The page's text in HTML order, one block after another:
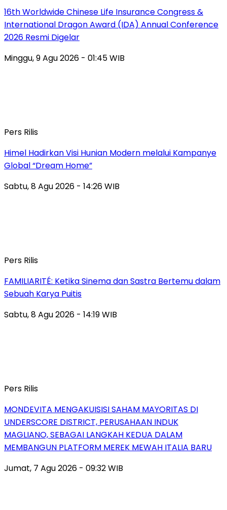
16th Worldwide Chinese Life Insurance Congress &
International Dragon Award (IDA) Annual Conference
2026 Resmi Digelar
Minggu, 9 Agu 2026 - 01:45 WIB
Pers Rilis
Himel Hadirkan Visi Hunian Modern melalui Kampanye
Global “Dream Home”
Sabtu, 8 Agu 2026 - 14:26 WIB
Pers Rilis
FAMILIARITÉ: Ketika Sinema dan Sastra Bertemu dalam
Sebuah Karya Puitis
Sabtu, 8 Agu 2026 - 14:19 WIB
Pers Rilis
MONDEVITA MENGAKUISISI SAHAM MAYORITAS DI
UNDERSCORE DISTRICT, PERUSAHAAN INDUK
MAGLIANO, SEBAGAI LANGKAH KEDUA DALAM
MEMBANGUN PLATFORM MEREK MEWAH ITALIA BARU
Jumat, 7 Agu 2026 - 09:32 WIB